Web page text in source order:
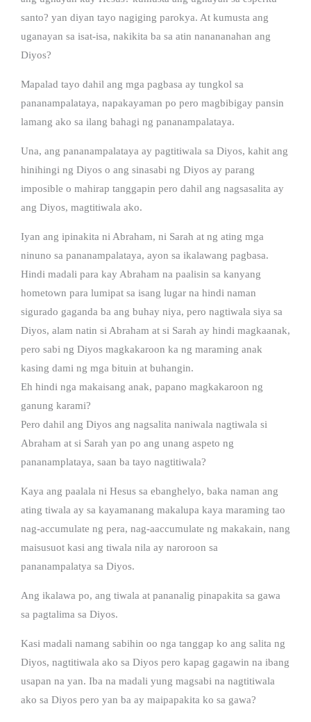
santo? yan diyan tayo nagiging parokya. At kumusta ang
uganayan sa isat-isa, nakikita ba sa atin nanananahan ang
Diyos?
Mapalad tayo dahil ang mga pagbasa ay tungkol sa
pananampalataya, napakayaman po pero magbibigay pansin
lamang ako sa ilang bahagi ng pananampalataya.
Una, ang pananampalataya ay pagtitiwala sa Diyos, kahit ang
hinihingi ng Diyos o ang sinasabi ng Diyos ay parang
imposible o mahirap tanggapin pero dahil ang nagsasalita ay
ang Diyos, magtitiwala ako.
Iyan ang ipinakita ni Abraham, ni Sarah at ng ating mga
ninuno sa pananampalataya, ayon sa ikalawang pagbasa.
Hindi madali para kay Abraham na paalisin sa kanyang
hometown para lumipat sa isang lugar na hindi naman
sigurado gaganda ba ang buhay niya, pero nagtiwala siya sa
Diyos, alam natin si Abraham at si Sarah ay hindi magkaanak,
pero sabi ng Diyos magkakaroon ka ng maraming anak
kasing dami ng mga bituin at buhangin.
Eh hindi nga makaisang anak, papano magkakaroon ng
ganung karami?
Pero dahil ang Diyos ang nagsalita naniwala nagtiwala si
Abraham at si Sarah yan po ang unang aspeto ng
pananamplataya, saan ba tayo nagtitiwala?
Kaya ang paalala ni Hesus sa ebanghelyo, baka naman ang
ating tiwala ay sa kayamanang makalupa kaya maraming tao
nag-accumulate ng pera, nag-aaccumulate ng makakain, nang
maisusuot kasi ang tiwala nila ay naroroon sa
pananampalatya sa Diyos.
Ang ikalawa po, ang tiwala at pananalig pinapakita sa gawa
sa pagtalima sa Diyos.
Kasi madali namang sabihin oo nga tanggap ko ang salita ng
Diyos, nagtitiwala ako sa Diyos pero kapag gagawin na ibang
usapan na yan. Iba na madali yung magsabi na nagtitiwala
ako sa Diyos pero yan ba ay maipapakita ko sa gawa?